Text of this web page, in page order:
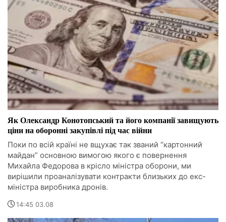
Як Олександр Конотопський та його компанії завищують
ціни на оборонні закупівлі під час війни
Поки по всій країні не вщухає так званий “картонний
майдан” основною вимогою якого є повернення
Михайла Федорова в крісло міністра оборони, ми
вирішили проаналізувати контракти близьких до екс-
міністра виробника дронів.
14:45 03.08